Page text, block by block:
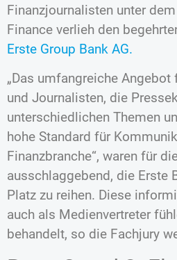
Finanzjournalisten unter
Finance verlieh den
Erste Group Bank AG.
„Das umfangreiche
und Journalisten, die
unterschiedlichen Themen
hohe Standard für
Finanzbranche“, waren für
ausschlaggebend, die Erste
Platz zu reihen. Diese
auch als Medienvertreter
behandelt, so die Fachjury